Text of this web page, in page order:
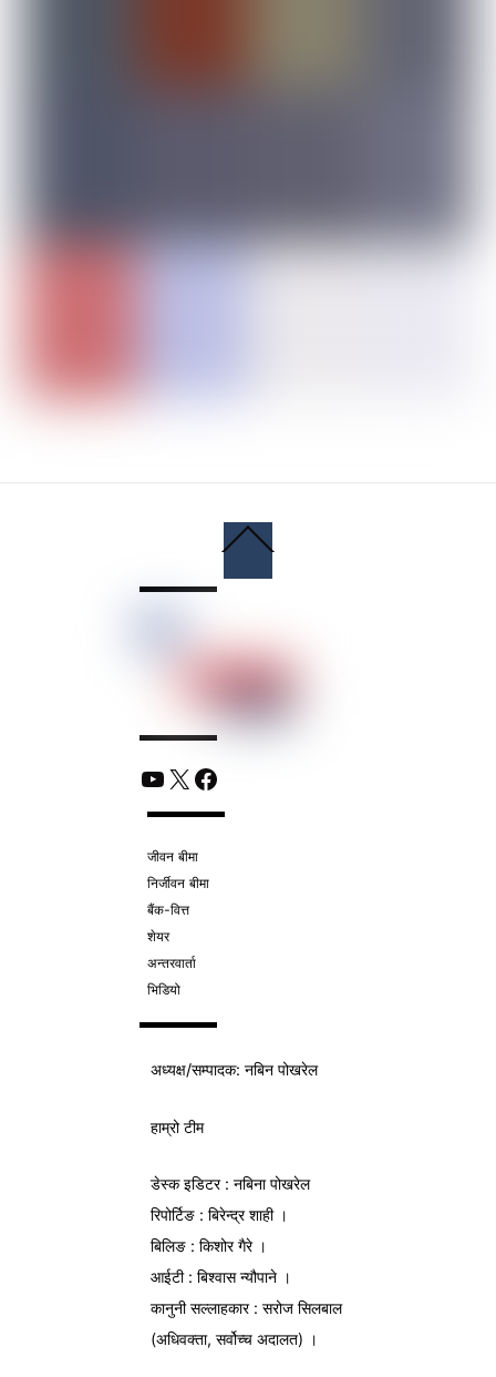
To
YouTube
X Facebook
जीवन बीमा
निर्जीवन बीमा
बैंक-वित्त
शेयर
अन्तरवार्ता
भिडियो
अध्यक्ष/सम्पादक: नबिन पोखरेल
हाम्रो टीम
डेस्क इडिटर : नबिना पोखरेल
रिपोर्टिङ : बिरेन्द्र शाही ।
बिलिङ : किशोर गैरे ।
आईटी : बिश्वास न्यौपाने ।
कानुनी सल्लाहकार : सरोज सिलबाल
(अधिवक्ता, सर्वोच्च अदालत) ।